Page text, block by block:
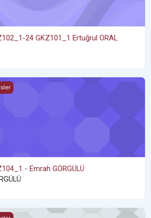
24 GKZ101_1 Ertuğrul ORAL
- Emrah GÖRGÜLÜ
- Emrah GÖRGÜLÜ